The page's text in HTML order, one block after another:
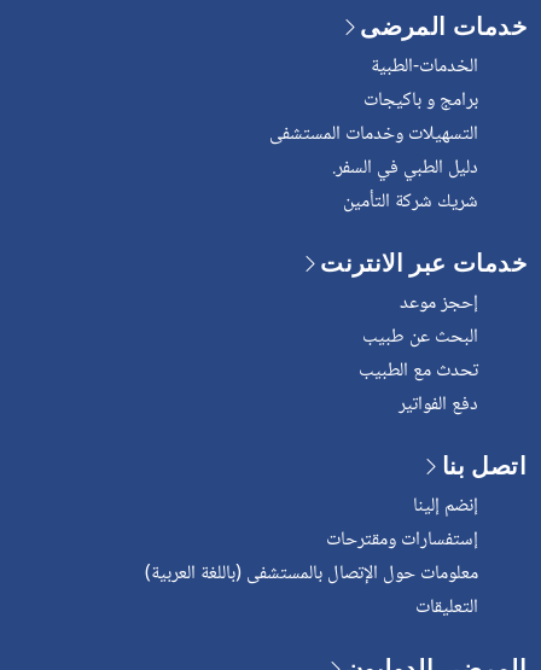
خدمات المرضى
الخدمات-الطبية
برامج و باكيجات
التسهيلات وخدمات المستشفى
دليل الطبي في السفر.
شريك شركة التأمين
خدمات عبر الانترنت
إحجز موعد
البحث عن طبيب
تحدث مع الطبيب
دفع الفواتير
اتصل بنا
إنضم إلينا
إستفسارات ومقترحات
معلومات حول الإتصال بالمستشفى (باللغة العربية)
التعليقات